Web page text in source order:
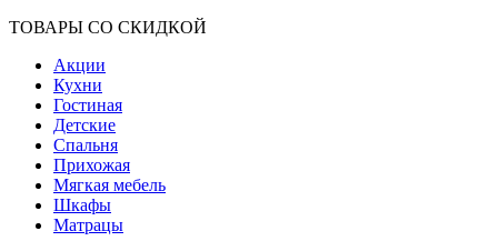
ТОВАРЫ СО СКИДКОЙ
Акции
Кухни
Гостиная
Детские
Спальня
Прихожая
Мягкая мебель
Шкафы
Матрацы